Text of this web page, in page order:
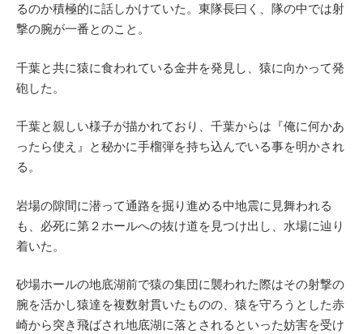
るのか積極的に話しかけていた。東隊長曰く、隊の中では射
撃の腕が一番とのこと。
千葉と共に猿に食われている金井を発見し、猿に向かって発
砲した。
千葉と親しい様子が描かれており、千葉からは『俺に何かあ
ったら使え』と秘かに手榴弾を持ち込んでいる事を明かされ
る。
岩場の隙間に潜って通路を掘り進める中地震に見舞われる
も、必死に第２ホールへの抜け道を見つけ出し、水場に辿り
着いた。
砂場ホールの地底湖前で猿の集団に襲われた際はその射撃の
腕を活かし猿達を複数射貫いたものの、猿を守ろうとした赤
崎から突き飛ばされ地底湖に落とされるといった妨害を受け